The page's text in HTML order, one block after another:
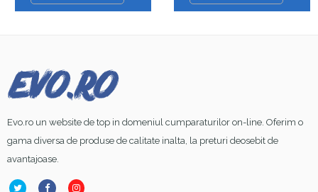
Evo.ro un website de top in domeniul cumparaturilor on-line. Oferim o
gama diversa de produse de calitate inalta, la preturi deosebit de
avantajoase.